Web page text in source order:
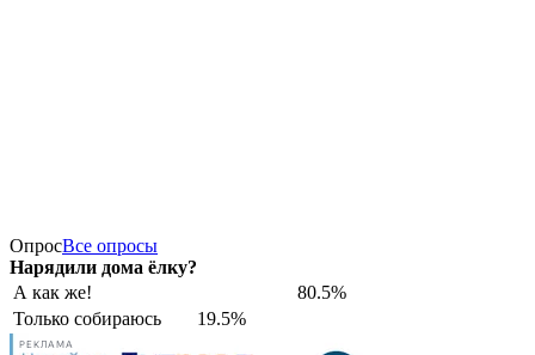
ОпросВсе опросы
Нарядили дома ёлку?
А как же!
80.5%
Только собираюсь
19.5%
РЕКЛАМА